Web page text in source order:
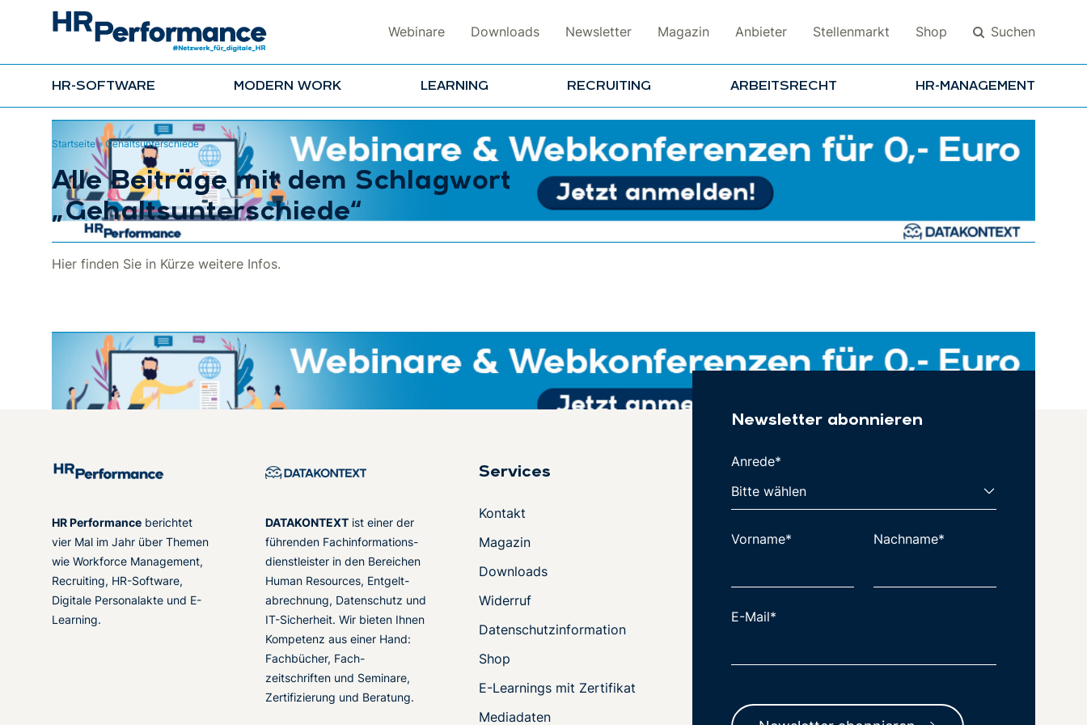
Webinare Downloads Newsletter Magazin Anbieter Stellenmarkt Shop Suchen
HR-SOFTWARE MODERN WORK LEARNING RECRUITING ARBEITSRECHT HR-MANAGEMENT
Suchen
Startseite»Gehaltsunterschiede
Alle Beiträge mit dem Schlagwort
„Gehaltsunterschiede“
Hier finden Sie in Kürze weitere Infos.
HR Performance berichtet
vier Mal im Jahr über Themen
wie Workforce Management,
Recruiting, HR-Software,
Digitale Personalakte und E-
Learning.
DATAKONTEXT ist einer der
führenden Fachinformations-
dienstleister in den Bereichen
Human Resources, Entgelt-
abrechnung, Datenschutz und
IT-Sicherheit. Wir bieten Ihnen
Kompetenz aus einer Hand:
Fachbücher, Fach-
zeitschriften und Seminare,
Zertifizierung und Beratung.
Services
Kontakt
Magazin
Downloads
Widerruf
Datenschutzinformation
Shop
E-Learnings mit Zertifikat
Mediadaten
Newsletter abonnieren
Anrede*
Vorname* Nachname*
E-Mail*